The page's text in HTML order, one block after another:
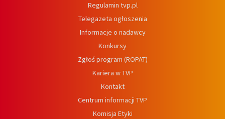
Regulamin tvp.pl
Telegazeta ogłoszenia
Informacje o nadawcy
Konkursy
Zgłoś program (ROPAT)
Kariera w TVP
Kontakt
Centrum informacji TVP
Komisja Etyki